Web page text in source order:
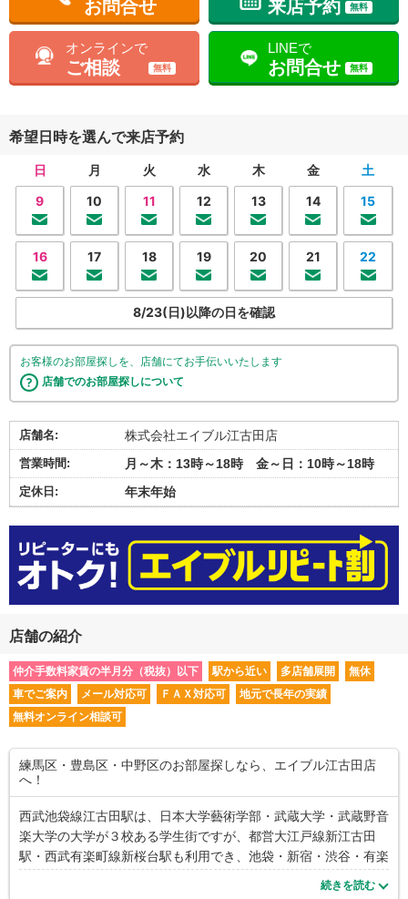
お問合せ 来店予約 無料
オンラインで
ご相談 無料
LINEで
お問合せ 無料
希望日時を選んで来店予約
日 月 火 水 木 金
土
9
10 11 12 13 14 15
16 17 18 19 20 21 22
8/23(日)以降の日を確認
お客様のお部屋探しを、店舗にてお手伝いいたします
店舗でのお部屋探しについて
店舗名: 株式会社エイブル江古田店
営業時間: 月～木：13時～18時 金～日：10時～18時
定休日: 年末年始
店舗の紹介
仲介手数料家賃の半月分（税抜）以下 駅から近い 多店舗展開
無休
車でご案内
メール対応可 ＦＡＸ対応可
地元で長年の実績
無料オンライン相談可
練馬区・豊島区・中野区のお部屋探しなら、エイブル江古田店
へ！
西武池袋線江古田駅は、日本大学藝術学部・武蔵大学・武蔵野音
楽大学の大学が３校ある学生街ですが、都営大江戸線新江古田
駅・西武有楽町線新桜台駅も利用でき、池袋・新宿・渋谷・有楽
町方面へ一本で行ける利便性があり、一人暮らしの方やカップ
続きを読む